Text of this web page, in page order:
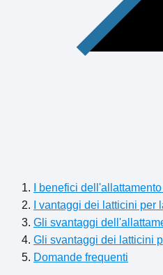
I benefici
I vantaggi dei latticini
Gli svantaggi
Gli svantaggi dei latticini
Domande frequenti